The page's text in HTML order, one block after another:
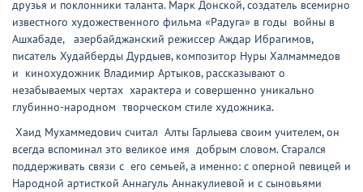
друзья и поклонники таланта. Марк Донской, создатель всемирно
известного художественного фильма «Радуга» в годы войны в
Ашхабаде, азербайджанский режиссер Аждар Ибрагимов,
писатель Худайберды Дурдыев, композитор Нуры Халмаммедов
и кинохудожник Владимир Артыков, рассказывают о
незабываемых чертах характера и совершенно уникально
глубинно-народном творческом стиле художника.
Хаид Мухаммедович считал Алты Гарлыева своим учителем, он
всегда вспоминал это великое имя добрым словом. Старался
поддерживать связи с его семьей, а именно: с оперной певицей и
Народной артисткой Аннагуль Аннакулиевой и с сыновьями